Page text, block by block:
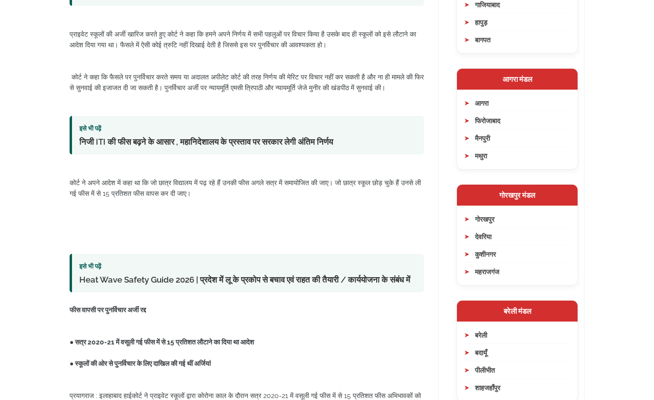
प्राइवेट स्कूलों की अर्जी खारिज करते हुए कोर्ट ने कहा कि हमने अपने निर्णय में सभी पहलुओं पर विचार किया है उसके बाद ही स्कूलों को इसे लौटाने का
आदेश दिया गया था। फैसले में ऐसी कोई त्रुटि नहीं दिखाई देती है जिससे इस पर पुनर्विचार की आवश्यकता हो।
कोर्ट ने कहा कि फैसले पर पुनर्विचार करते समय या अदालत अपीलेट कोर्ट की तरह निर्णय की मेरिट पर विचार नहीं कर सकती है और ना ही मामले की फिर
से सुनवाई की इजाजत दी जा सकती है। पुनर्विचार अर्जी पर न्यायमूर्ति एमसी त्रिपाठी और न्यायमूर्ति जेजे मुनीर की खंडपीठ में सुनवाई की।
इसे भी पढ़ें
निजी ITI की फीस बढ़ने के आसार , महानिदेशालय के प्रस्ताव पर सरकार लेगी अंतिम निर्णय
कोर्ट ने अपने आदेश में कहा था कि जो छात्र विद्यालय में पढ़ रहे हैं उनकी फीस अगले सत्र में समायोजित की जाए। जो छात्र स्कूल छोड़ चुके हैं उनसे ली
गई फीस में से 15 प्रतिशत फीस वापस कर दी जाए।
इसे भी पढ़ें
Heat Wave Safety Guide 2026 | प्रदेश में लू के प्रकोप से बचाव एवं राहत की तैयारी / कार्ययोजना के संबंध में
फीस वापसी पर पुनर्विचार अर्जी रद्द
● सत्र 2020-21 में वसूली गई फीस में से 15 प्रतिशत लौटाने का दिया था आदेश
● स्कूलों की ओर से पुनर्विचार के लिए दाखिल की गई थीं अर्जियां
प्रयागराज : इलाहाबाद हाईकोर्ट ने प्राइवेट स्कूलों द्वारा कोरोना काल के दौरान सत्र 2020-21 में वसूली गई फीस में से 15 प्रतिशत फीस अभिभावकों को
गाजियाबाद
हापुड़
बागपत
आगरा मंडल
आगरा
फिरोजाबाद
मैनपुरी
मथुरा
गोरखपुर मंडल
गोरखपुर
देवरिया
कुशीनगर
महराजगंज
बरेली मंडल
बरेली
बदायूँ
पीलीभीत
शाहजहाँपुर